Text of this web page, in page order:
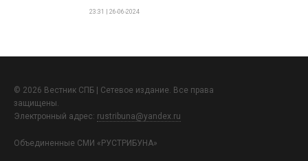
23:31 | 26-06-2024
© 2026 Вестник СПБ | Сетевое издание. Все права
защищены.
Электронный адрес: rustribuna@yandex.ru
Объединенные СМИ «РУСТРИБУНА»